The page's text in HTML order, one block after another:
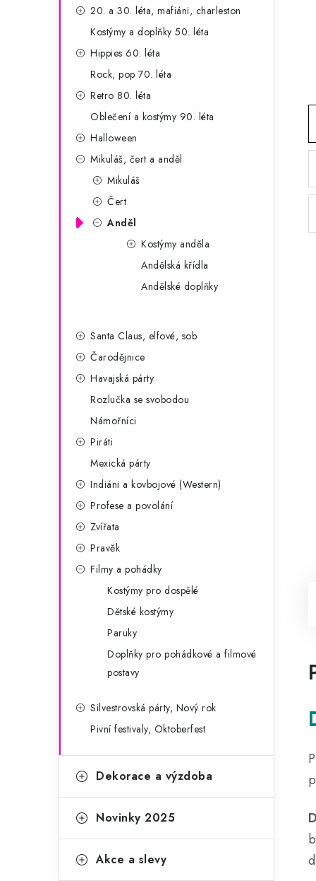
20. a 30. léta, mafiáni, charleston
Kostýmy a doplňky 50. léta
Hippies 60. léta
Rock, pop 70. léta
Retro 80. léta
Oblečení a kostýmy 90. léta
Halloween
Mikuláš, čert a anděl
Mikuláš
Čert
Anděl
Kostýmy anděla
Andělská křídla
Andělské doplňky
Santa Claus, elfové, sob
Čarodějnice
Havajská párty
Rozlučka se svobodou
Námořníci
Piráti
Mexická párty
Indiáni a kovbojové (Western)
Profese a povolání
Zvířata
Pravěk
Filmy a pohádky
Kostýmy pro dospělé
Dětské kostýmy
Paruky
Doplňky pro pohádkové a filmové
postavy
Silvestrovská párty, Nový rok
Pivní festivaly, Oktoberfest
Dekorace a výzdoba
Novinky 2025
Akce a slevy